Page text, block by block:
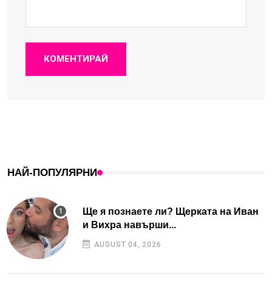
КОМЕНТИРАЙ
НАЙ-ПОПУЛЯРНИ
Ще я познаете ли? Щерката на Иван
и Вихра навърши...
AUGUST 04, 2026